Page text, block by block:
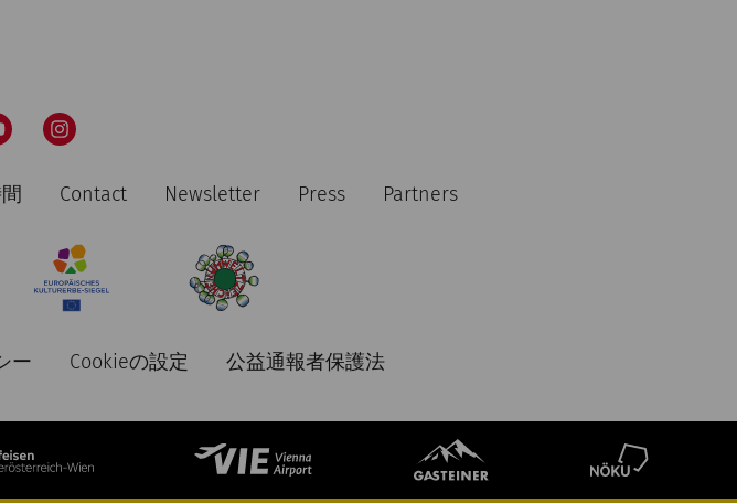
Contact Newsletter Press Partners
ー Cookieの設定 公益通報者保護法